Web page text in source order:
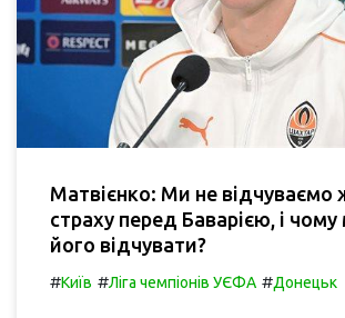
Матвієнко: Ми не відчуваємо
страху перед Баварією, і чому
його відчувати?
#Київ #Ліга чемпіонів УЄФА #Донецьк